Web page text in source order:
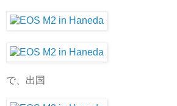
で、出国